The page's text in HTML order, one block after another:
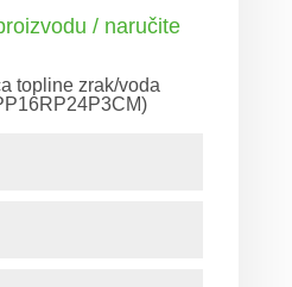
/ naručite
topline zrak/voda